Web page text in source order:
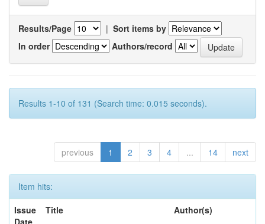
Results/Page | Sort items by
In order
Authors/record
Results 1-10 of 131 (Search time: 0.015 seconds).
previous 1 2 3 4 ... 14 next
Item hits:
Issue
Date
Title Author(s)